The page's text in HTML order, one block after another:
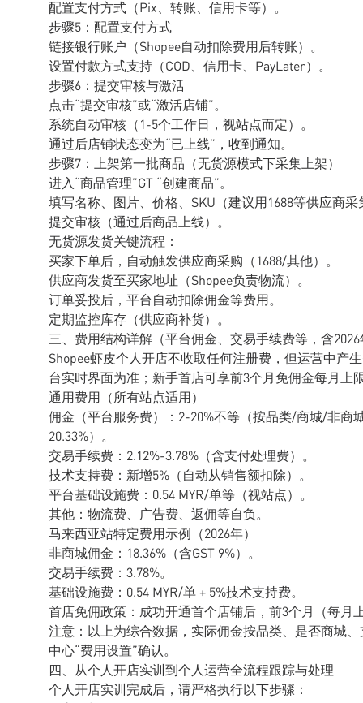
配置支付方式（Pix、转账、信用卡等）。
步骤5：配置支付方式
链接银行账户（Shopee自动扣除费用后转账）。
设置付款方式支持（COD、信用卡、PayLater）。
步骤6：提交审核与激活
点击“提交审核”或“激活店铺”。
系统自动审核（1-5个工作日，视站点而定）。
通过后店铺状态变为“已上线”，收到通知。
步骤7：上架第一批商品（无货源模式下采集上架）
进入“商品管理”GT “创建商品”。
填写名称、图片、价格、SKU（建议用1688等供应商
提交审核（通过后商品上线）。
无货源发货关键流程：
买家下单后，自动触发供应商采购（1688/其他）。
供应商发货至买家地址（Shopee负责物流）。
订单妥投后，平台自动扣除佣金等费用。
定期监控库存（供应商补货）。
三、费用结构详解（平台佣金、交易手续费等，含
Shopee虾皮个人开店不收取任何注册费，但运营中产
台实时界面为准；新手首店可享前3个月免佣金每月上
通用费用（所有站点适用）
佣金（平台服务费）：2-20%不等（按品类/商城/非商
20.33%）。
交易手续费：2.12%-3.78%（含支付处理费）。
技术支持费：新增5%（自动从销售额扣除）。
平台基础设施费：0.54 MYR/单等（视站点）。
其他：物流费、广告费、返佣等自负。
马来西亚站特定费用示例（2026年）
非商城佣金：18.36%（含GST 9%）。
交易手续费：3.78%。
基础设施费：0.54 MYR/单 + 5%技术支持费。
首店免佣政策：成功开通首个店铺后，前3个月（每月
注意：以上为综合数据，实际佣金按品类、是否商城
中心“费用设置”确认。
四、从个人开店实训到个人运营全流程跟踪与处理
个人开店实训完成后，请严格执行以下步骤：